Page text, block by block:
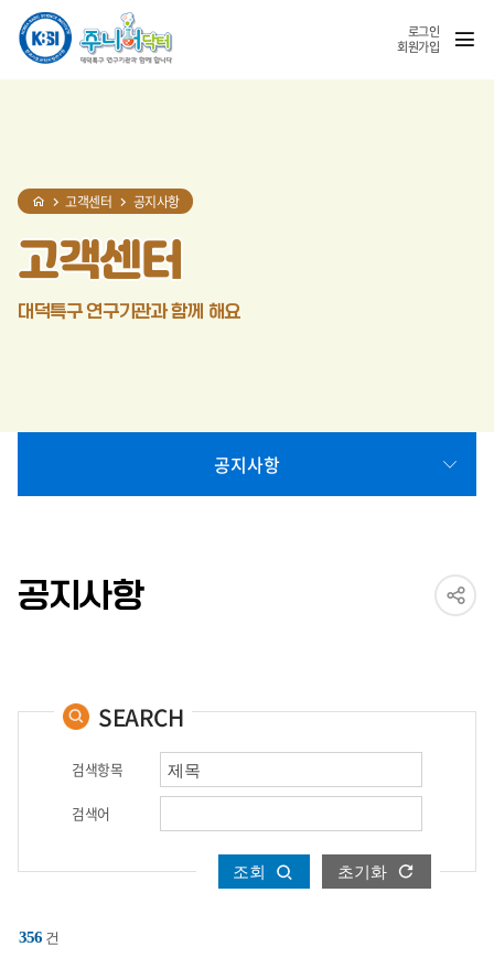
반복영역
건너뛰기
로그인
회원가입
고객센터 공지사항
고객센터
대덕특구 연구기관과 함께 해요
공지사항
공지사항
공유
SEARCH
검색항목
검색어
조회 초기화
356 건